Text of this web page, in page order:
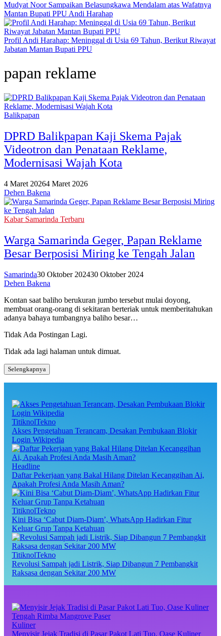
Mudyat Noor Sampaikan Belasungkawa Mendalam atas Wafatnya
Mantan Bupati PPU Andi Harahap
Profil Andi Harahap: Meninggal di Usia 69 Tahun, Berikut Riwayat
Jabatan Mantan Bupati PPU
papan reklame
Balikpapan
DPRD Balikpapan Kaji Skema Pajak
Videotron dan Penataan Reklame,
Modernisasi Wajah Kota
4 Maret 20264 Maret 2026
Dehen Bakena
Kabar Samarinda Terbaru
Warga Samarinda Geger, Papan Reklame
Besar Berposisi Miring ke Tengah Jalan
Samarinda30 Oktober 202430 Oktober 2024
Dehen Bakena
Kontan saat baliho berukuran jumbo tersebut mulai doyong,
membuat orang-orang di sekitaran berteriak untuk memberitahukan
adanya bahaya tumbangnya baliho besar…
Tidak Ada Postingan Lagi.
Tidak ada lagi halaman untuk dimuat.
Selengkapnya
TitiknolTekno
Akses Pengetahuan Terancam, Desakan Pembukaan Blokir
Login Wikipedia
Headline
Daftar Pekerjaan yang Bakal Hilang Ditelan Kecanggihan Ai,
Apakah Profesi Anda Masih Aman?
TitiknolTekno
Kini Bisa ‘Cabut Diam-Diam’, WhatsApp Hadirkan Fitur
Keluar Grup Tanpa Ketahuan
TitiknolTekno
Revolusi Sampah jadi Listrik, Siap Dibangun 7 Pembangkit
Raksasa dengan Sekitar 200 MW
Kuliner
Menyisir Jejak Tradisi di Pasar Pakot Lati Tuo, Oase Kuliner